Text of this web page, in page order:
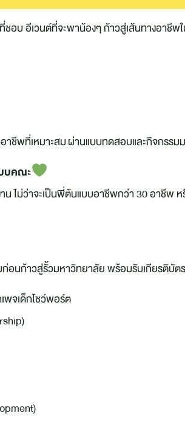
อบ อีเวนต์ที่จะพาน้องๆ ก้าวสู่เส้นทางอาชี
าชีพที่เหมาะสม ผ่านแบบทดสอบและกิจกรรม
บคณะ
น ไม่ว่าจะเป็นพี่ต้นแบบอาชีพกว่า 30 อาชี
อนก้าวสู่รั้วมหาวิทยาลัย พร้อมรับเกียรติบัต
พจเด็กโชว์พอร์ต